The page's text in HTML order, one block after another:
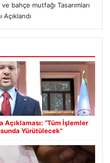
bahçe mutfağı Tasarımları
Açıklandı
Açıklaması: “Tüm İşlemler
Yürütülecek”